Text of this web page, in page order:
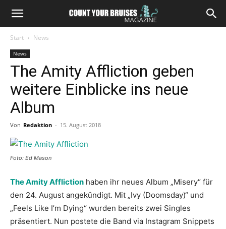
Start News
News
The Amity Affliction geben
weitere Einblicke ins neue
Album
Von Redaktion - 15. August 2018
Foto: Ed Mason
The Amity Affliction haben ihr neues Album „Misery“ für
den 24. August angekündigt. Mit „Ivy (Doomsday)“ und
„Feels Like I’m Dying“ wurden bereits zwei Singles
präsentiert. Nun postete die Band via Instagram Snippets